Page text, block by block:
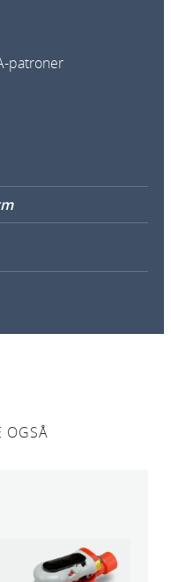
patroner
OGSÅ